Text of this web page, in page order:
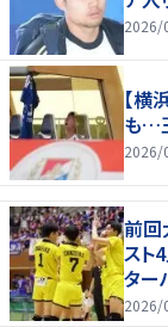
2026/
【横
も…
2026/
前回
スト
ター
2026/